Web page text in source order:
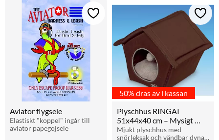
Aviator flygsele
Elastiskt "koppel" ingår till
aviator papegojsele
Lägg till i favoriter
50% dras av i kassan
Plyschhus RINGAI
51x44x40 cm – Mysigt
ihopvikbart hus med
Mjukt plyschhus med
snörleksak och vändbar dyna.
Lägg